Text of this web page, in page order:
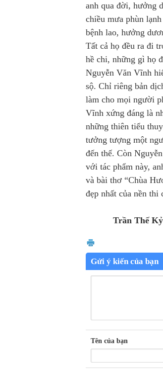
anh qua đời, hưởng
chiều mưa phùn
bệnh lao, hưởng
Tất cả họ đều ra đi
hề chi, những gì họ
Nguyễn Văn Vĩnh
sộ. Chỉ riêng bản
làm cho mọi người
Vĩnh xứng đáng là
những thiên tiểu
tưởng tượng một
đến thế. Còn
với tác phẩm này,
và bài thơ “Chùa
đẹp nhất của nền thi
Trần Thế Kỷ (
Gửi ý kiến của bạn
Tên của bạn